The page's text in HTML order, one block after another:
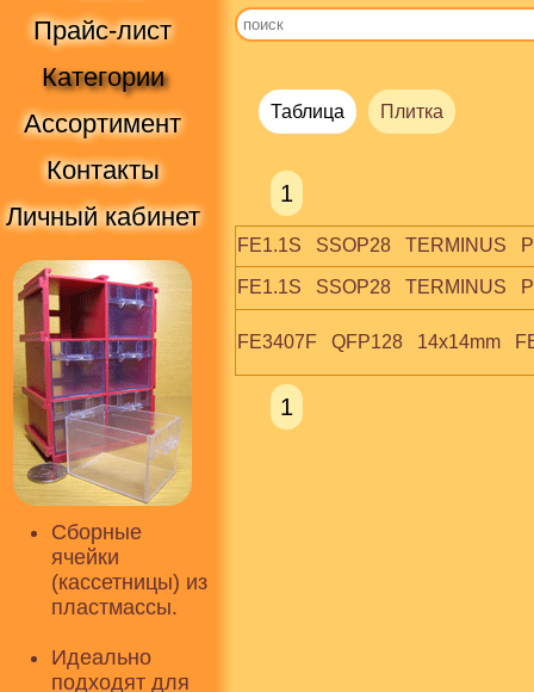
Прайс-лист
Категории
Ассортимент
Контакты
Личный кабинет
Сборные
ячейки
(кассетницы) из
пластмассы.
Идеально
подходят для
Таблица Плитка
1
FE1.1S   SSOP28   TERMINUS
FE1.1S   SSOP28   TERMINUS
FE3407F   QFP128   14x14mm
1